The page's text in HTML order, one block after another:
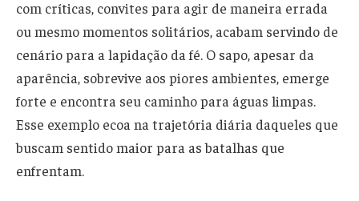
com críticas, convites para agir de maneira errada
ou mesmo momentos solitários, acabam servindo de
cenário para a lapidação da fé. O sapo, apesar da
aparência, sobrevive aos piores ambientes, emerge
forte e encontra seu caminho para águas limpas.
Esse exemplo ecoa na trajetória diária daqueles que
buscam sentido maior para as batalhas que
enfrentam.